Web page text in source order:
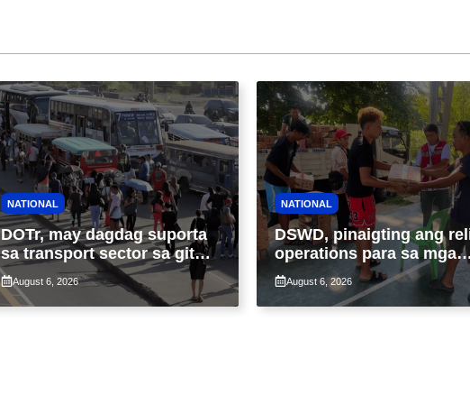
NATIONAL
DOTr, may dagdag suporta
sa transport sector sa gitna
ng patuloy na suspensyon
ng taas-pasahe
August 6, 2026
NATIONAL
DSWD, pinaigting ang
operations para sa mga
apektado ng habagat at
Bagyong Luis, Maymay
August 6, 2026